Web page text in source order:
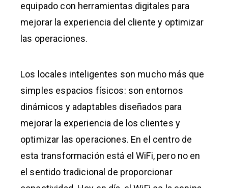
equipado con herramientas digitales para
mejorar la experiencia del cliente y optimizar
las operaciones.
Los locales inteligentes son mucho más que
simples espacios físicos: son entornos
dinámicos y adaptables diseñados para
mejorar la experiencia de los clientes y
optimizar las operaciones. En el centro de
esta transformación está el WiFi, pero no en
el sentido tradicional de proporcionar